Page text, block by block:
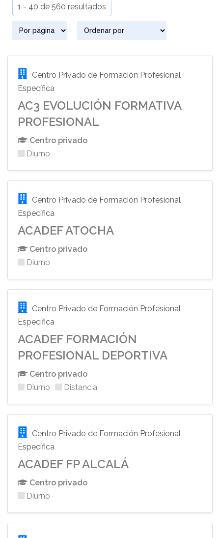
1 - 40 de 560 resultados
Centro Privado de Formación Profesional
Específica
AC3 EVOLUCIÓN FORMATIVA
PROFESIONAL
Centro privado
Diurno
Centro Privado de Formación Profesional
Específica
ACADEF ATOCHA
Centro privado
Diurno
Centro Privado de Formación Profesional
Específica
ACADEF FORMACIÓN
PROFESIONAL DEPORTIVA
Centro privado
Diurno
Distancia
Centro Privado de Formación Profesional
Específica
ACADEF FP ALCALÁ
Centro privado
Diurno